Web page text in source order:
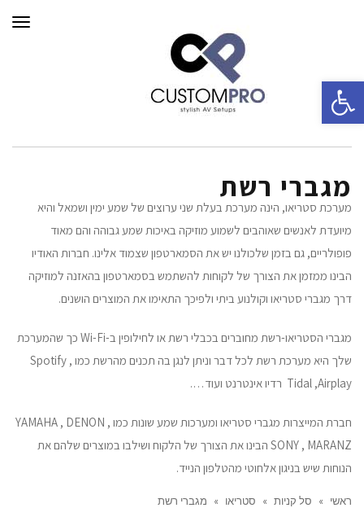
מגברי רשת
מערכת סטריאו, הינה מערכת בעלת שני ערוצים של שמע ימין ושמאל והיא
מיועדת לאנשים שאוהבים לשמוע מוזיקה באיכות שמע גבוהה והם מאוד
פופולריים, גם בזמן שלכולנו יש את הסמארטפון שצמוד אלינו. חברות האודיו
הבינו ממזמן את הצורך של לקוחות להשתמש בסמארטפון בהאזנה למוזיקה
דרך מגברי סטריאו וקולנוע ביתי ולפיכך התאימו את המוצרים הושנים.
מגברי הסטריאו-רשת מחוברים בכבלי רשת או לחילופין ב-Wi-Fi כך שהמערכת
שלך היא מערכת רשת לכל דבר וניתן לנגן בה תכנים מהרשת כמו Spotify ,
Tidal ,Airplay רדיו אינטרנט ועוד….
חברת המייצרות מגברי סטריאו ומערכות שמע שונות כמו YAMAHA , DENON ,
SONY , MARANZ הבינו את הצורך של הלקוח ושילבו במוצרים שלהם את
הנוחות שיש בניגון אלחוטי מהטלפון הנייד.
ראשי » סל קניות » סטריאו » מגברי רשת
פתח סרגל נגישות